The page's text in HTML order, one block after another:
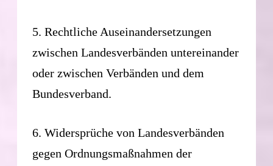
5. Rechtliche Auseinandersetzungen
zwischen Landesverbänden untereinander
oder zwischen Verbänden und dem
Bundesverband.
6. Widersprüche von Landesverbänden
gegen Ordnungsmaßnahmen der